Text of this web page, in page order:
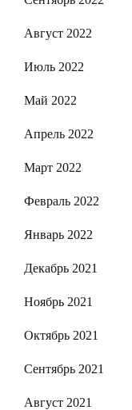
Август 2022
Июль 2022
Май 2022
Апрель 2022
Март 2022
Февраль 2022
Январь 2022
Декабрь 2021
Ноябрь 2021
Октябрь 2021
Сентябрь 2021
Август 2021